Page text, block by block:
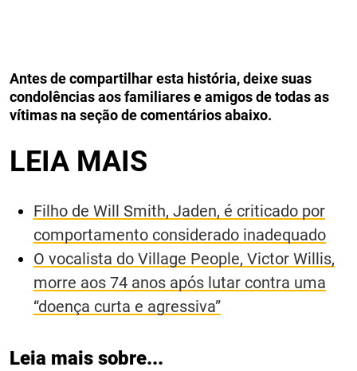
Antes de compartilhar esta história, deixe suas
condolências aos familiares e amigos de todas as
vítimas na seção de comentários abaixo.
LEIA MAIS
Filho de Will Smith, Jaden, é criticado por
comportamento considerado inadequado
O vocalista do Village People, Victor Willis,
morre aos 74 anos após lutar contra uma
“doença curta e agressiva”
Leia mais sobre...